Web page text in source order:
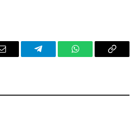
Email Telegram WhatsAppCopy